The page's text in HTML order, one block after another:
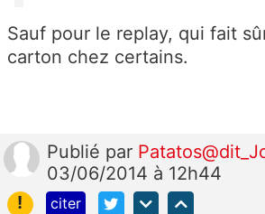
Sauf pour le replay, qui fait
carton chez certains.
Publié par
03/06/2014 à 12h44
!
citer